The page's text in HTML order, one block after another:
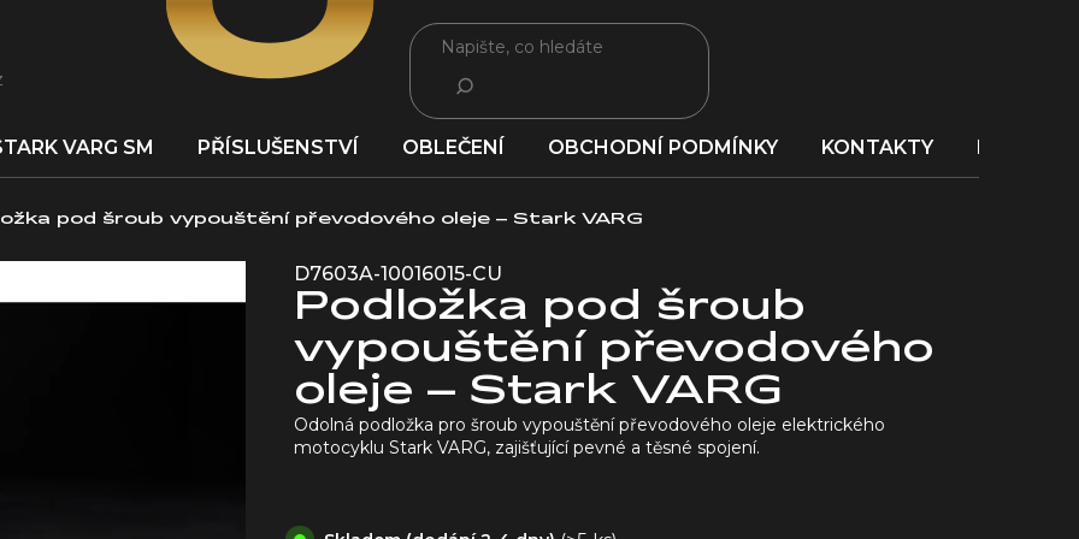
HLEDAT
VARG SM PŘÍSLUŠENSTVÍ OBLEČENÍ OBCHODNÍ PODMÍNKY KONTAKTY
pod šroub vypouštění převodového oleje – Stark VARG
D7603A-10016015-CU
Podložka pod šroub
vypouštění převodového
oleje – Stark VARG
Odolná podložka pro šroub vypouštění převodového oleje elektrického
motocyklu Stark VARG, zajišťující pevné a těsné spojení.